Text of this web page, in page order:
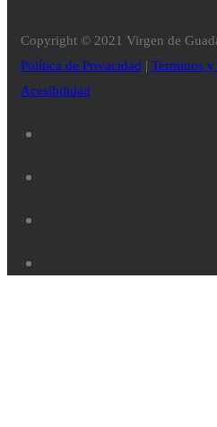
Copyright © 2021 Virgen de
Política de Privacidad | Terminos
Acesibilidad